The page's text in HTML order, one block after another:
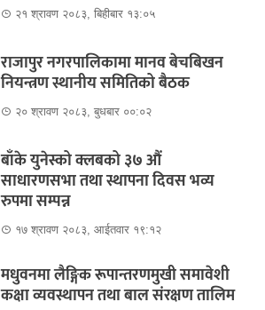
२१ श्रावण २०८३, बिहीबार १३:०५
राजापुर नगरपालिकामा मानव बेचबिखन
नियन्त्रण स्थानीय समितिको बैठक
२० श्रावण २०८३, बुधबार ००:०२
बाँके युनेस्को क्लबको ३७ औं
साधारणसभा तथा स्थापना दिवस भव्य
रुपमा सम्पन्न
१७ श्रावण २०८३, आईतवार १९:१२
मधुवनमा लैङ्गिक रूपान्तरणमुखी समावेशी
कक्षा व्यवस्थापन तथा बाल संरक्षण तालिम